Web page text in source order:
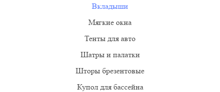
Вкладыши
Мягкие окна
Тенты для авто
Шатры и палатки
Шторы брезентовые
Купол для бассейна